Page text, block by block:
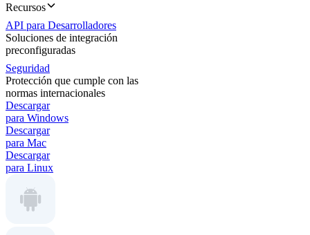
Recursos
API para Desarrolladores
Soluciones de integración
preconfiguradas
Seguridad
Protección que cumple con las
normas internacionales
Descargar
para Windows
Descargar
para Mac
Descargar
para Linux